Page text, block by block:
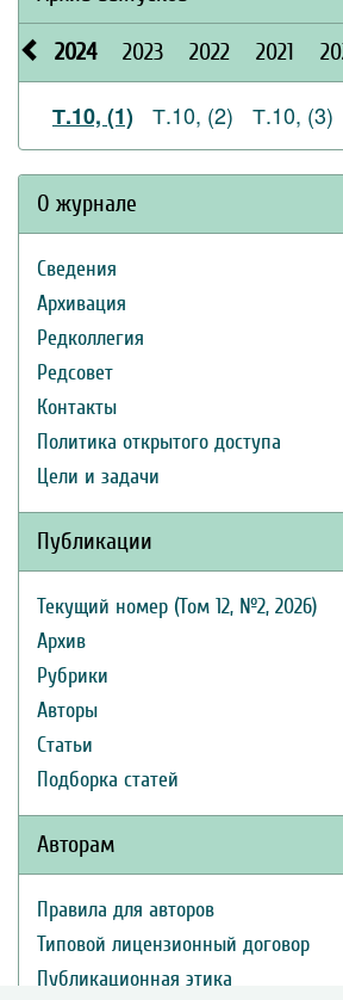
2024 2023 2022 2021
Т.10, (1) Т.10, (2) Т.10, (3)
О журнале
Сведения
Архивация
Редколлегия
Редсовет
Контакты
Политика открытого доступа
Цели и задачи
Публикации
Текущий номер (Том 12, №2, 2026)
Архив
Рубрики
Авторы
Статьи
Подборка статей
Авторам
Правила для авторов
Типовой лицензионный договор
Публикационная этика